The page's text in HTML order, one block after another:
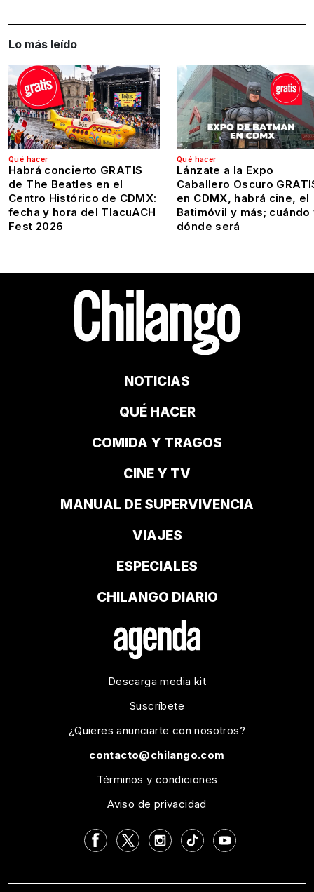
Lo más leído
Qué hacer
Habrá concierto GRATIS
de The Beatles en el
Centro Histórico de CDMX:
fecha y hora del TlacuACH
Fest 2026
Qué hacer
Lánzate a la Expo
Caballero Oscuro
en CDMX, habrá cine, el
Batimóvil y más; cuándo
dónde será
NOTICIAS
QUÉ HACER
COMIDA Y TRAGOS
CINE Y TV
MANUAL DE SUPERVIVENCIA
VIAJES
ESPECIALES
CHILANGO DIARIO
Descarga media kit
Suscríbete
¿Quieres anunciarte con nosotros?
contacto@chilango.com
Términos y condiciones
Aviso de privacidad